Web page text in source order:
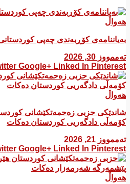
هەواڵ
بەیاننامەی کۆڕبەندی چەپی
تەممووز 30, 2026
Google+ Linked In Pinterest
هەواڵ
شاندێکی حزبی زەحمەتکێشانی
کۆمەڵی دادگەریی کوردستان دەکات
تەممووز 21, 2026
Google+ Linked In Pinterest
هەواڵ